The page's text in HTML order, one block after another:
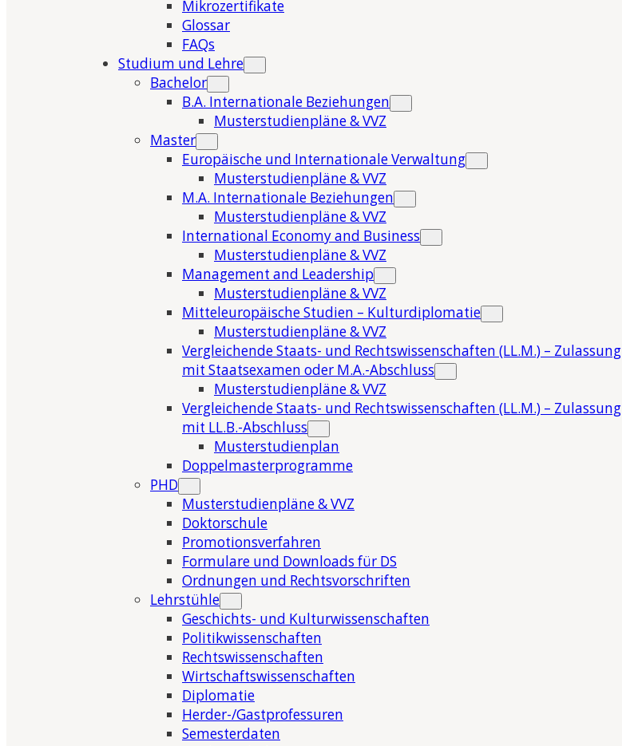
Mikrozertifikate
Glossar
FAQs
Studium und Lehre
Bachelor
B.A. Internationale Beziehungen
Musterstudienpläne & VVZ
Master
Europäische und Internationale Verwaltung
Musterstudienpläne & VVZ
M.A. Internationale Beziehungen
Musterstudienpläne & VVZ
International Economy and Business
Musterstudienpläne & VVZ
Management and Leadership
Musterstudienpläne & VVZ
Mitteleuropäische Studien – Kulturdiplomatie
Musterstudienpläne & VVZ
Vergleichende Staats- und Rechtswissenschaften (LL.M.) – Zulassung
mit Staatsexamen oder M.A.-Abschluss
Musterstudienpläne & VVZ
Vergleichende Staats- und Rechtswissenschaften (LL.M.) – Zulassung
mit LL.B.-Abschluss
Musterstudienplan
Doppelmasterprogramme
PHD
Musterstudienpläne & VVZ
Doktorschule
Promotionsverfahren
Formulare und Downloads für DS
Ordnungen und Rechtsvorschriften
Lehrstühle
Geschichts- und Kulturwissenschaften
Politikwissenschaften
Rechtswissenschaften
Wirtschaftswissenschaften
Diplomatie
Herder-/Gastprofessuren
Semesterdaten